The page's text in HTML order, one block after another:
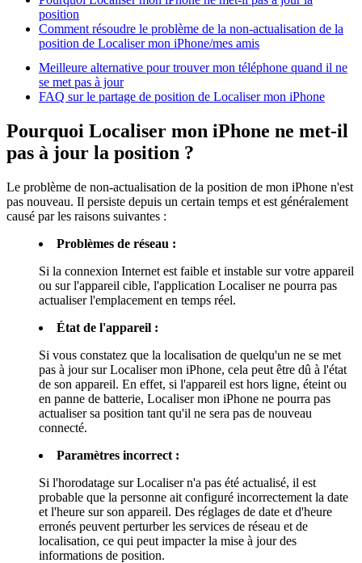
position
Comment résoudre le problème de la non-actualisation de la
position de Localiser mon iPhone/mes amis
Meilleure alternative pour trouver mon téléphone quand il ne
se met pas à jour
FAQ sur le partage de position de Localiser mon iPhone
Pourquoi Localiser mon iPhone ne met-il
pas à jour la position ?
Le problème de non-actualisation de la position de mon iPhone n'est
pas nouveau. Il persiste depuis un certain temps et est généralement
causé par les raisons suivantes :
Problèmes de réseau :
Si la connexion Internet est faible et instable sur votre appareil
ou sur l'appareil cible, l'application Localiser ne pourra pas
actualiser l'emplacement en temps réel.
État de l'appareil :
Si vous constatez que la localisation de quelqu'un ne se met
pas à jour sur Localiser mon iPhone, cela peut être dû à l'état
de son appareil. En effet, si l'appareil est hors ligne, éteint ou
en panne de batterie, Localiser mon iPhone ne pourra pas
actualiser sa position tant qu'il ne sera pas de nouveau
connecté.
Paramètres incorrect :
Si l'horodatage sur Localiser n'a pas été actualisé, il est
probable que la personne ait configuré incorrectement la date
et l'heure sur son appareil. Des réglages de date et d'heure
erronés peuvent perturber les services de réseau et de
localisation, ce qui peut impacter la mise à jour des
informations de position.